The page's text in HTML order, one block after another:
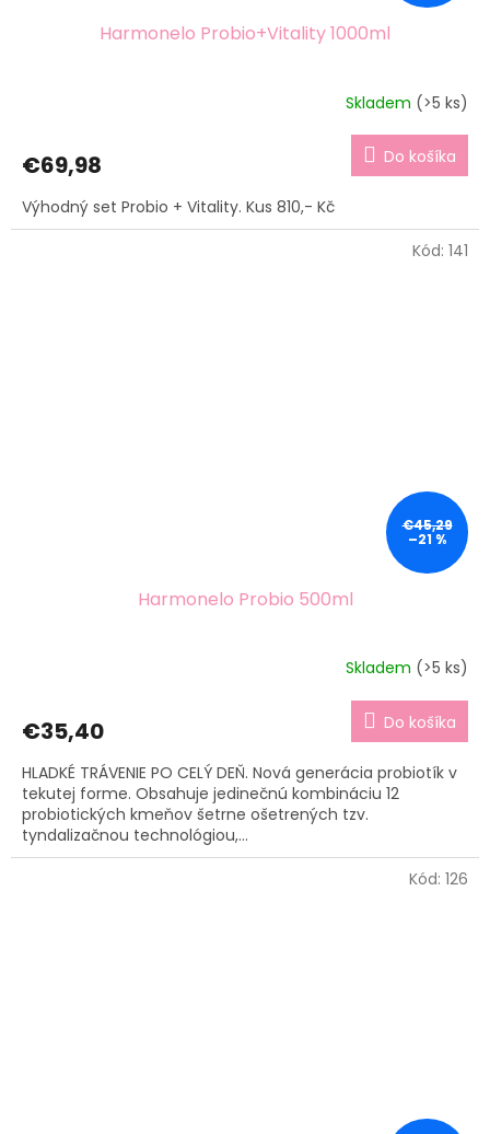
Harmonelo Probio+Vitality 1000ml
Skladem (>5 ks)
€69,98 Do košíka
Výhodný set Probio + Vitality. Kus 810,- Kč
€45,29
–21 %
Harmonelo Probio 500ml
Skladem (>5 ks)
€35,40 Do košíka
HLADKÉ TRÁVENIE PO CELÝ DEŇ. Nová generácia probiotík v
tekutej forme. Obsahuje jedinečnú kombináciu 12
probiotických kmeňov šetrne ošetrených tzv.
tyndalizačnou technológiou,...
Kód: 141
Kód: 126